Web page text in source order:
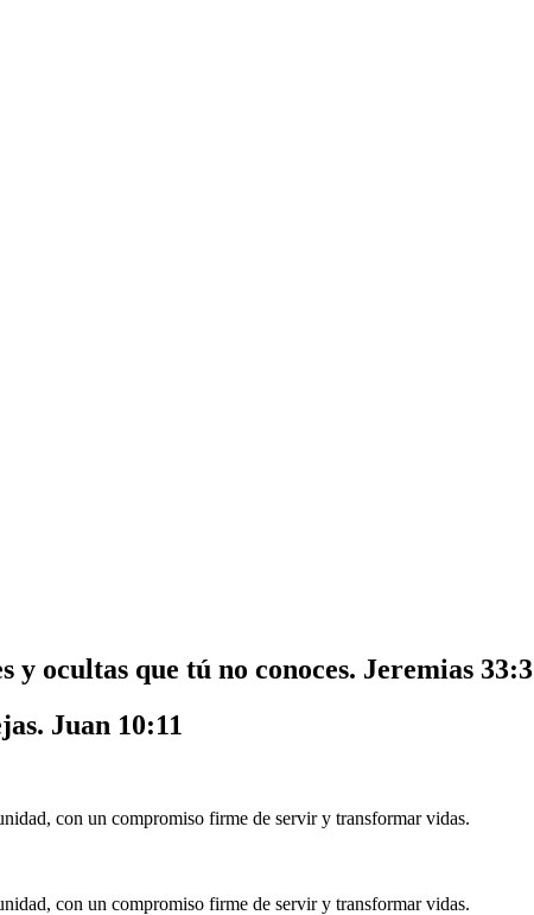
y ocultas que tú no conoces. Jeremias 33:3
Juan 10:11
con un compromiso firme de servir y transformar vidas.
con un compromiso firme de servir y transformar vidas.